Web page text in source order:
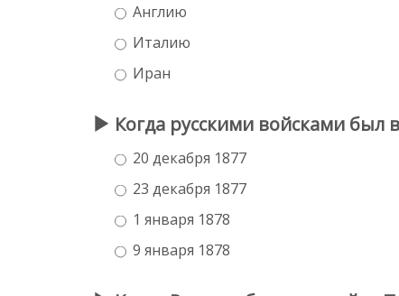
Англию
Италию
Иран
Когда русскими войсками был
20 декабря 1877
23 декабря 1877
1 января 1878
9 января 1878